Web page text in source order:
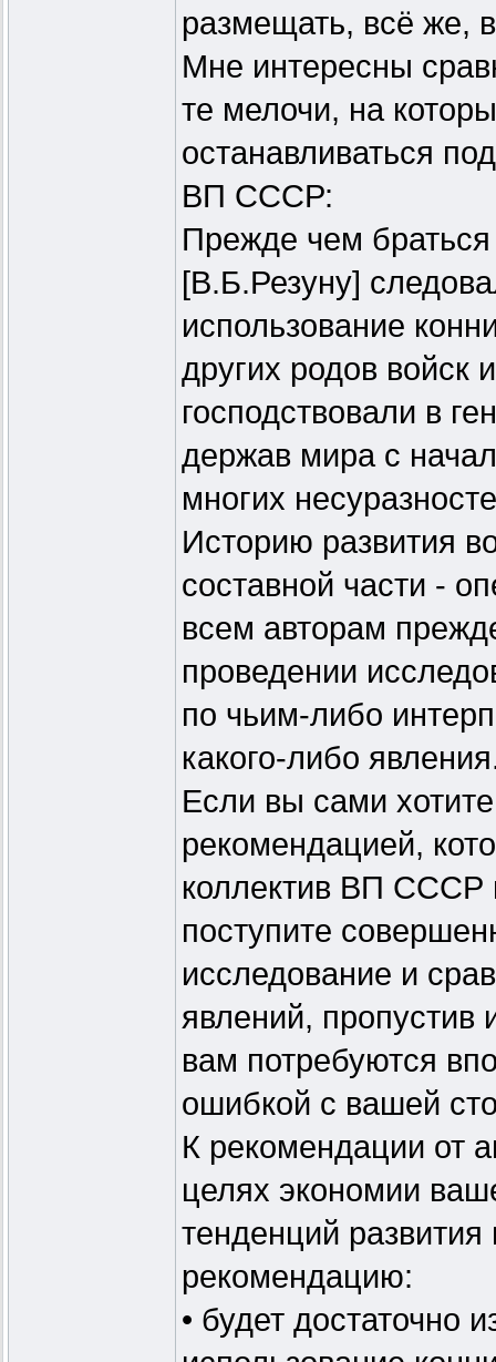
размещать, всё же,
Мне интересны
те мелочи, на
останавливаться
ВП СССР:
Прежде чем браться
[В.Б.Резуну]
использование
других родов войск
господствовали в
держав мира с
многих
Историю развития
составной части -
всем авторам
проведении
по чьим-либо
какого-либо
Если вы сами
рекомендацией,
коллектив ВП СССР
поступите
исследование и
явлений, пропустив
вам потребуются
ошибкой с вашей
К рекомендации от
целях экономии
тенденций
рекомендацию:
• будет достаточно